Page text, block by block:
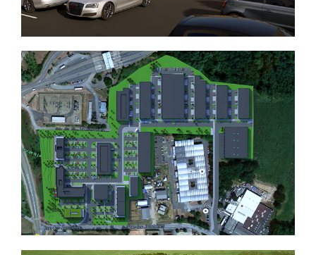
Conception d’un hôpital